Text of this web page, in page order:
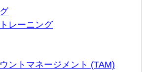
レーニング
ントマネージメント (TAM)